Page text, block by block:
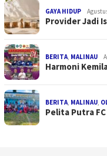
GAYA HIDUP
Provider Jadi
BERITA MALINAU
Harmoni
BERITA MALINAU
Pelita Putra